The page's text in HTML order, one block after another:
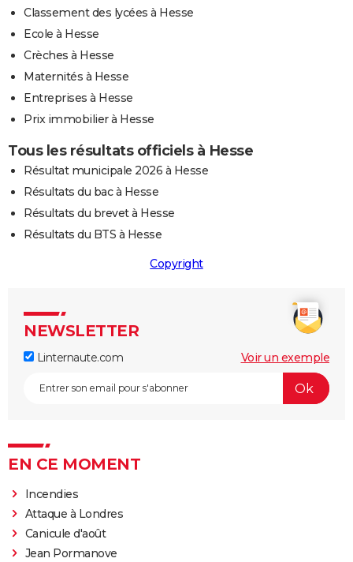
Classement des lycées à Hesse
Ecole à Hesse
Crèches à Hesse
Maternités à Hesse
Entreprises à Hesse
Prix immobilier à Hesse
Tous les résultats officiels à Hesse
Résultat municipale 2026 à Hesse
Résultats du bac à Hesse
Résultats du brevet à Hesse
Résultats du BTS à Hesse
Copyright
NEWSLETTER
Linternaute.com Voir un exemple
EN CE MOMENT
Incendies
Attaque à Londres
Canicule d'août
Jean Pormanove